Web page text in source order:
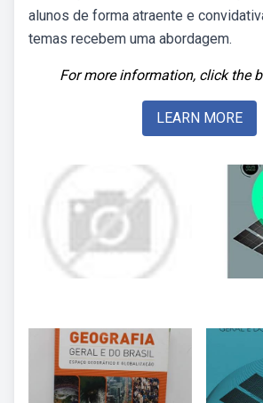
alunos de forma atraente e
temas recebem uma abordagem.
For more information, click the
LEARN MORE